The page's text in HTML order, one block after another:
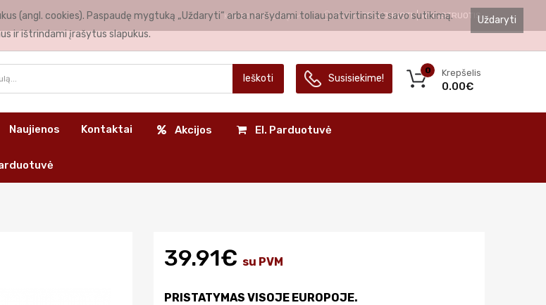
KALBA LIETUVIŲ SVEIKI PRISIJUNGTI REGISTRUOTIS
Ieškoti Krepšelis
0
0.00€
Susisiekime!
Naujienos Kontaktai Akcijos El. Parduotuvė
39.91€ su PVM
PRISTATYMAS VISOJE EUROPOJE.
Uždaryti
(angl. cookies). Paspaudę mygtuką „Uždaryti“ arba naršydami toliau patvirtinsite savo sutikimą.
ir ištrindami įrašytus slapukus.